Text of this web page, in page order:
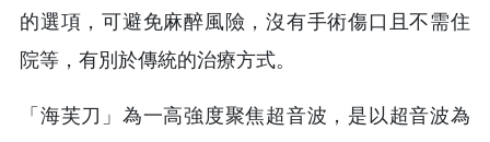
的選項，可避免麻醉風險，沒有手術傷口且不需住
院等，有別於傳統的治療方式。
「海芙刀」為一高強度聚焦超音波，是以超音波為